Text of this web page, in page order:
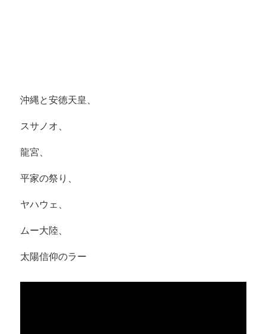
沖縄と安徳天皇、
スサノオ、
龍宮、
平家の祭り、
ヤハウェ、
ムー大陸、
太陽信仰のラー